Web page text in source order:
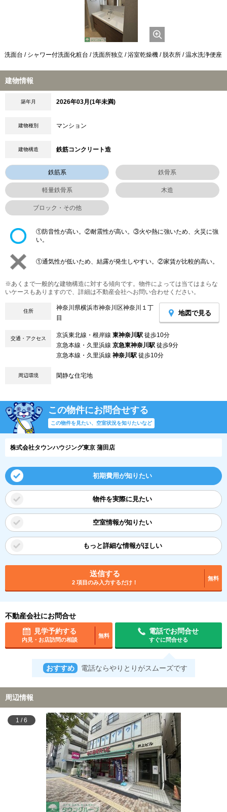
洗面台 / シャワー付洗面化粧台 / 洗面所独立 / 浴室乾燥機 / 脱衣所 / 温水洗浄便座
建物情報
築年月 2026年03月(1年未満)
建物種別 マンション
建物構造 鉄筋コンクリート造
鉄筋系 鉄骨系
軽量鉄骨系 木造
ブロック・その他
①防音性が高い。②耐震性が高い。③火や熱に強いため、火災に強
い。
①通気性が低いため、結露が発生しやすい。②家賃が比較的高い。
※あくまで一般的な建物構造に対する傾向です。物件によっては当てはまらな
いケースもありますので、詳細は不動産会社へお問い合わせください。
住所
神奈川県横浜市神奈川区神奈川１丁
目
地図で見る
交通・アクセス 京浜東北線・根岸線 東神奈川駅 徒歩10分
京急本線・久里浜線 京急東神奈川駅 徒歩9分
京急本線・久里浜線 神奈川駅 徒歩10分
周辺環境 閑静な住宅地
この物件にお問合せする
この物件を見たい、空室状況を知りたいなど
株式会社タウンハウジング東京 蒲田店
初期費用が知りたい
物件を実際に見たい
空室情報が知りたい
もっと詳細な情報がほしい
送信する
2 項目のみ入力するだけ！
無料
不動産会社にお問合せ
見学予約する
内見・お店訪問の相談
無料
電話でお問合せ
すぐに問合せる
おすすめ 電話ならやりとりがスムーズです
周辺情報
1 /6